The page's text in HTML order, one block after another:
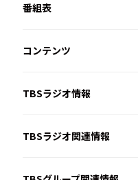
番組表
コンテンツ
TBSラジオ情報
TBSラジオ関連情報